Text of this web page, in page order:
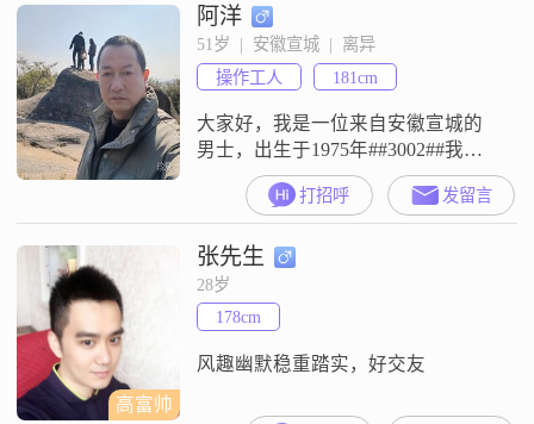
强，总是以乐观积极的态度面对生
活##3002##我热爱幽默，喜欢用风
趣的语言逗人开心，同时也非常有
耐心和包容心，能够真诚地对待每
一个人##3002
阿洋
51岁  |  安徽宣城  |  离异
操作工人
181cm
大家好，我是一位来自安徽宣城的
男士，出生于1975年##3002##我身
高181厘米，体重适中，有着健康的
体魄##3002##我的月收入在8001到
12000元之间，能够保证稳定的生活
水平##3002##我性格稳重可靠，做
事踏实认真，不喜欢浮夸和虚假
##3002##在生活中，我非常有耐
心，善于包容他人的不足，这也让
我赢
打招呼 发留言
高富帅
张先生
28岁
178cm
风趣幽默稳重踏实，好交友